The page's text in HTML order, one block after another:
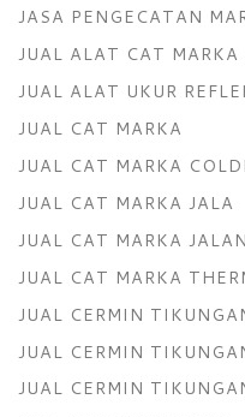
JASA PENGECATAN
JUAL ALAT CAT MARKA
JUAL ALAT UKUR
JUAL CAT MARKA
JUAL CAT MARKA
JUAL CAT MARKA JALA
JUAL CAT MARKA JALAN
JUAL CAT MARKA
JUAL CERMIN
JUAL CERMIN
JUAL CERMIN